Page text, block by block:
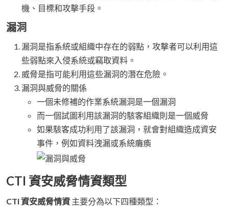
機、目標和攻擊手段。
漏洞
漏洞是指系統或組織中存在的弱點，攻擊者可以利用這
些弱點來入侵系統或竊取資料。
威脅是指可能利用這些漏洞的潛在危險。
漏洞與威脅的關係
一個未修補的作業系統漏洞是一個漏洞
而一個試圖利用該漏洞的駭客組織則是一個威脅
如果駭客成功利用了該漏洞，就會對組織造成資安
事件，例如資料洩漏或系統癱瘓
CTI 資安威脅情資類型
CTI 資安威脅情資 主要分為以下四種類型：